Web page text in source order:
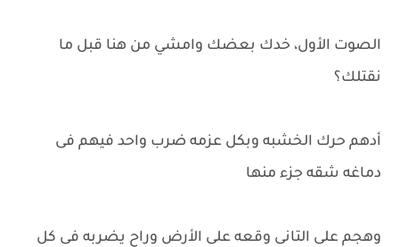
الصوت الأول، خدك بعضك وامشي من هنا قبل ما
نقتلك؟
أدهم حرك الخشبه وبكل عزمه ضرب واحد فيهم فى
دماغه شقه جزء منها
وهجم على التانى وقعه على الأرض وراح يضربه فى كل